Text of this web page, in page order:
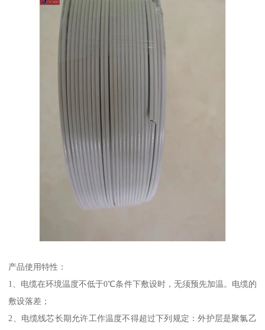
产品使用特性：
1、电缆在环境温度不低于0℃条件下敷设时，无须预先加温。电缆的
敷设落差；
2、电缆线芯长期允许工作温度不得超过下列规定：外护层是聚氯乙